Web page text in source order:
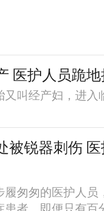
医护人员跪
又叫经产妇，进入
被锐器刺伤
匆匆的医护人员